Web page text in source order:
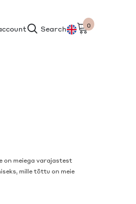
Search
00
items
on meiega varajastest
mille tõttu on meie